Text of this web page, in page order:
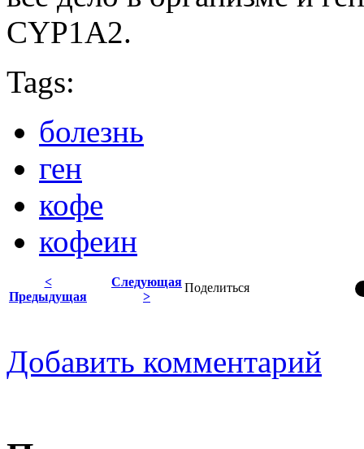
CYP1A2.
Tags:
болезнь
ген
кофе
кофеин
Поделиться
<
Предыдущая
Следующая
>
Добавить комментарий